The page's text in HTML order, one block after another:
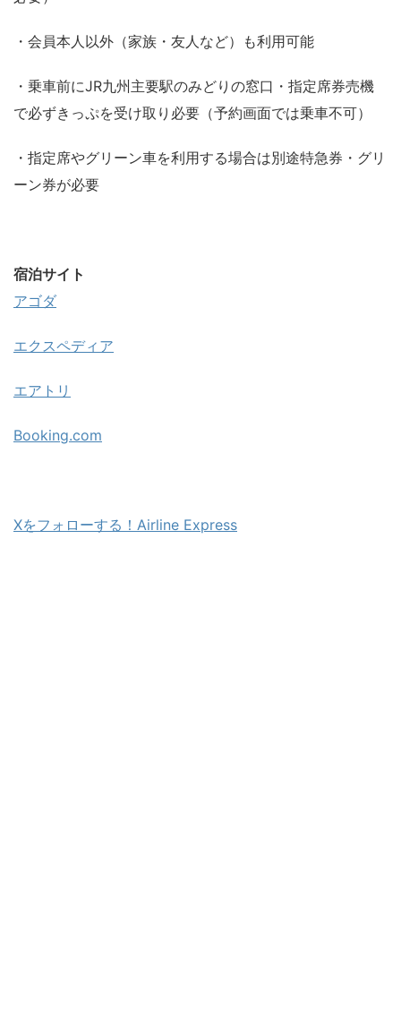
・会員本人以外（家族・友人など）も利用可能
・乗車前にJR九州主要駅のみどりの窓口・指定席券売機
で必ずきっぷを受け取り必要（予約画面では乗車不可）
・指定席やグリーン車を利用する場合は別途特急券・グリ
ーン券が必要
宿泊サイト
アゴダ
エクスペディア
エアトリ
Booking.com
Xをフォローする！Airline Express